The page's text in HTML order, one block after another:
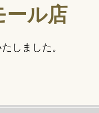
ール店
しました。